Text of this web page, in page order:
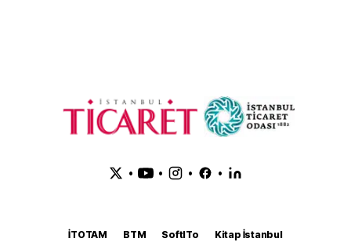
• • • •
İTOTAM BTM SoftITo
Kitap İstanbul